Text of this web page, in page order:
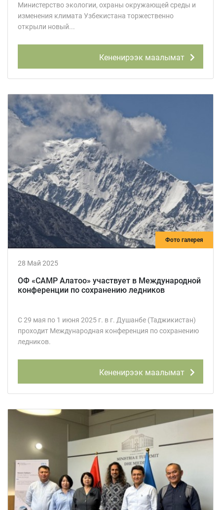
Министерство экологии, охраны окружающей среды и
изменения климата Узбекистана торжественно
открыли новый...
Кененирээк маалымат
Фото галерея
28 Май 2025
ОФ «САМР Алатоо» участвует в Международной
конференции по сохранению ледников
С 29 мая по 1 июня 2025 г. в г. Душанбе (Таджикистан)
проходит Международная конференция по сохранению
ледников.
Кененирээк маалымат